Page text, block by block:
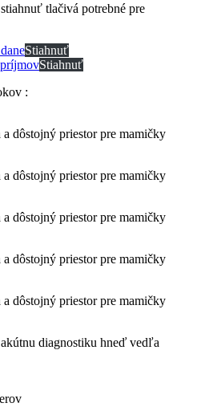
tlačivá potrebné pre
Stiahnuť
Stiahnuť
:
dôstojný priestor pre mamičky
dôstojný priestor pre mamičky
dôstojný priestor pre mamičky
dôstojný priestor pre mamičky
dôstojný priestor pre mamičky
diagnostiku hneď vedľa